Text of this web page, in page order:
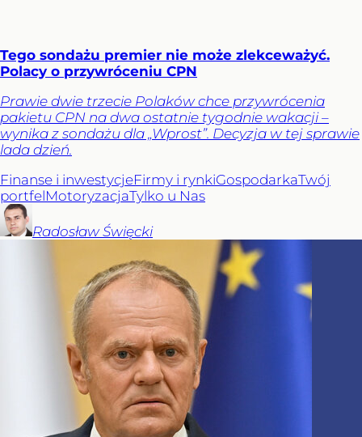
Tego sondażu premier nie może zlekceważyć.
Polacy o przywróceniu CPN
Prawie dwie trzecie Polaków chce przywrócenia
pakietu CPN na dwa ostatnie tygodnie wakacji –
wynika z sondażu dla „Wprost”. Decyzja w tej sprawie
lada dzień.
Finanse i inwestycjeFirmy i rynkiGospodarkaTwój
portfelMotoryzacjaTylko u Nas
Radosław Święcki